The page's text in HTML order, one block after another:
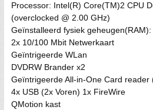
Processor: Intel(R) Core(TM)2 CPU
(overclocked @ 2.00 GHz)
Geïnstalleerd fysiek geheugen(RAM):
2x 10/100 Mbit Netwerkaart
Geïntrigeerde WLan
DVDRW Brander x2
Geïntrigeerde All-in-One Card reader
4x USB (2x Voren) 1x FireWire
QMotion kast